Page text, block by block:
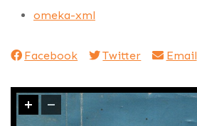
omeka-xml
Facebook Twitter Email